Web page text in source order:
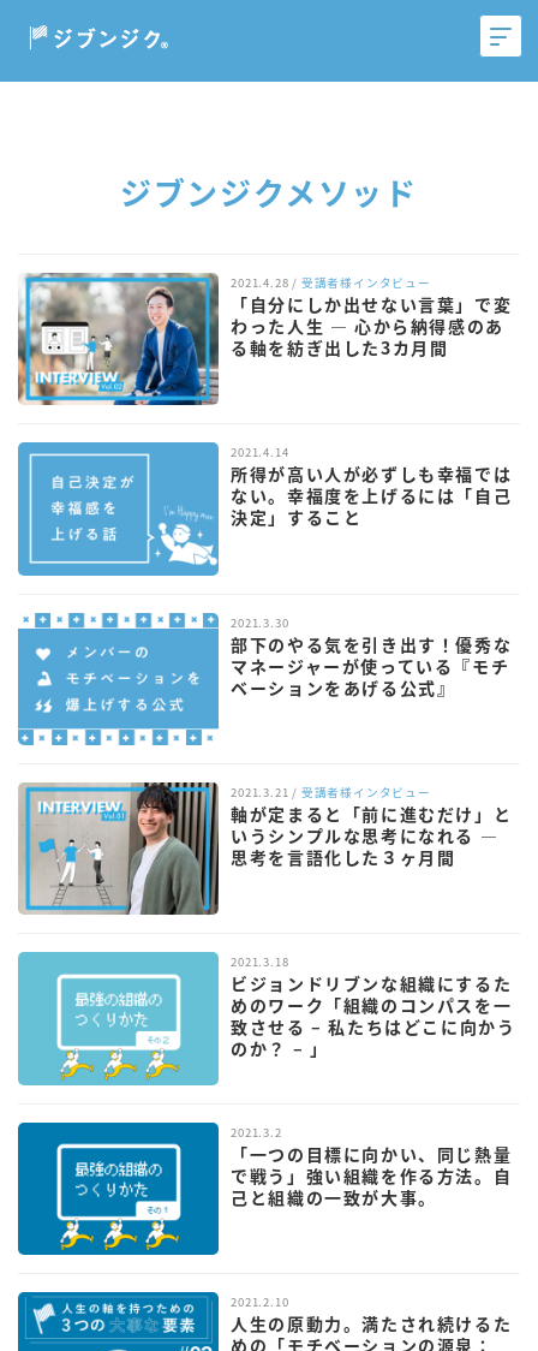
ジブンジクメソッド
2021.4.28 / 受講者様インタビュー
「自分にしか出せない言葉」で変
わった人生 — 心から納得感のあ
る軸を紡ぎ出した3カ月間
2021.4.14
所得が高い人が必ずしも幸福では
ない。幸福度を上げるには「自己
決定」すること
2021.3.30
部下のやる気を引き出す！優秀な
マネージャーが使っている『モチ
ベーションをあげる公式』
2021.3.21 / 受講者様インタビュー
軸が定まると「前に進むだけ」と
いうシンプルな思考になれる —
思考を言語化した３ヶ月間
2021.3.18
ビジョンドリブンな組織にするた
めのワーク「組織のコンパスを一
致させる – 私たちはどこに向かう
のか？ – 」
2021.3.2
「一つの目標に向かい、同じ熱量
で戦う」強い組織を作る方法。自
己と組織の一致が大事。
2021.2.10
人生の原動力。満たされ続けるた
めの「モチベーションの源泉：